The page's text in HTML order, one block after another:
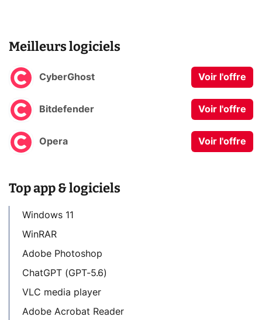
Meilleurs logiciels
CyberGhost Voir l'offre
Bitdefender Voir l'offre
Opera Voir l'offre
Top app & logiciels
Windows 11
WinRAR
Adobe Photoshop
ChatGPT (GPT-5.6)
VLC media player
Adobe Acrobat Reader